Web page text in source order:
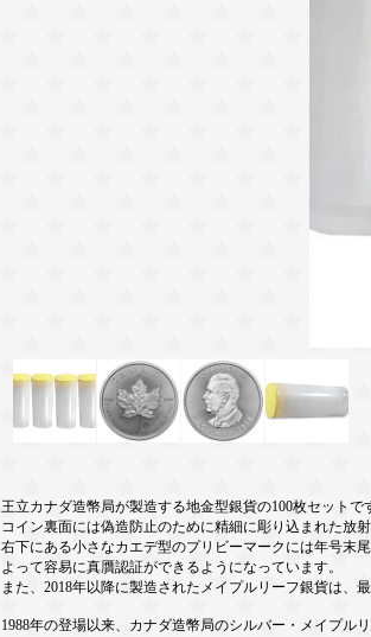
王立カナダ造幣局が製造する地金型銀貨の100枚セットで
コイン裏面には偽造防止のために精細に彫り込まれた放
右下にある小さなカエデ型のプリビーマークには年号末
よって容易に真贋認証ができるようになっています。
また、2018年以降に製造されたメイプルリーフ銀貨は、
1988年の登場以来、カナダ造幣局のシルバー・メイプル